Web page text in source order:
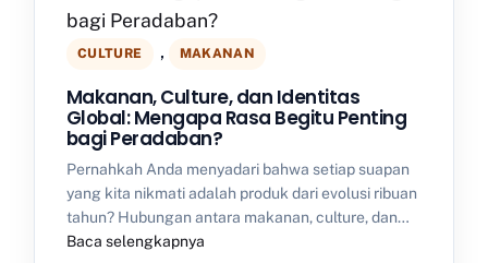
CULTURE , MAKANAN
Makanan, Culture, dan Identitas
Global: Mengapa Rasa Begitu Penting
bagi Peradaban?
Pernahkah Anda menyadari bahwa setiap suapan
yang kita nikmati adalah produk dari evolusi ribuan
tahun? Hubungan antara makanan, culture, dan…
Baca selengkapnya